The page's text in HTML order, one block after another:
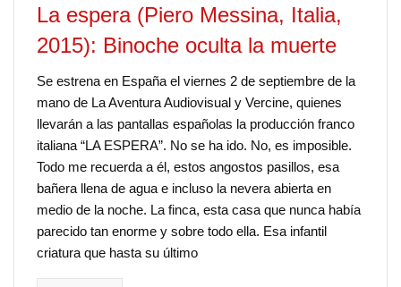
La espera (Piero Messina, Italia,
2015): Binoche oculta la muerte
Se estrena en España el viernes 2 de septiembre de la
mano de La Aventura Audiovisual y Vercine, quienes
llevarán a las pantallas españolas la producción franco
italiana “LA ESPERA”. No se ha ido. No, es imposible.
Todo me recuerda a él, estos angostos pasillos, esa
bañera llena de agua e incluso la nevera abierta en
medio de la noche. La finca, esta casa que nunca había
parecido tan enorme y sobre todo ella. Esa infantil
criatura que hasta su último